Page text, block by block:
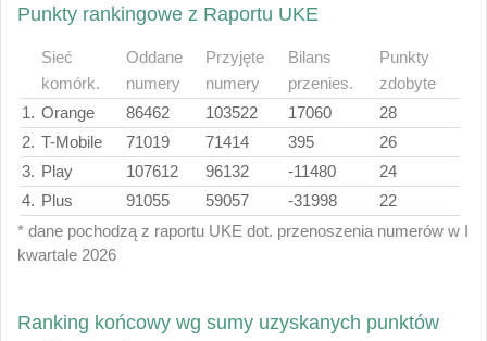
Punkty rankingowe z Raportu UKE
Sieć
komórk.
Oddane
numery
Przyjęte
numery
Bilans
przenies.
Punkty
zdobyte
1. Orange 86462 103522 17060
28
2. T-Mobile 71019 71414 395
26
3. Play 107612 96132 -11480
24
4. Plus 91055 59057 -31998
22
* dane pochodzą z raportu UKE dot. przenoszenia numerów w I
kwartale 2026
Ranking końcowy wg sumy uzyskanych punktów